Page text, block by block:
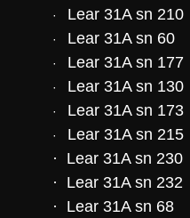
· Lear 31A sn 210
· Lear 31A sn 60
· Lear 31A sn 177
· Lear 31A sn 130
· Lear 31A sn 173
· Lear 31A sn 215
· Lear 31A sn 230
· Lear 31A sn 232
· Lear 31A sn 68